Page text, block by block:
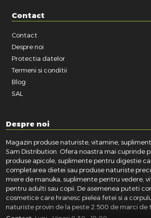
Contact
Contact
Despre noi
Protectia datelor
Termeni si conditii
Blog
SAL
Despre noi
Magazin produse naturiste, vitamine,
Sam Distribution. Ofera noastra mai cuprinde
produse apicole, suplimente pentru digestie
completarea dietei sau produse naturiste
miere de manuka, suplimente pentru vedere,
pentru adulti sau copii. De asemenea puteti
cosmetice care hranesc pielea fetei si a
naturiste provin de la peste 2.500 de marci de